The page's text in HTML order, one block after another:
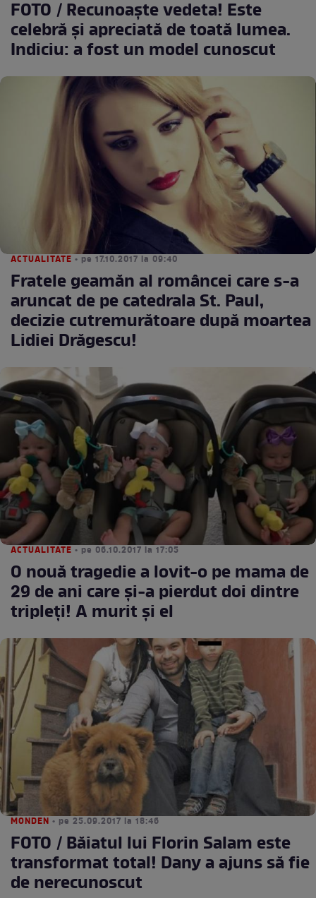
FOTO / Recunoaște vedeta! Este
celebră și apreciată de toată lumea.
Indiciu: a fost un model cunoscut
ACTUALITATE • pe 17.10.2017 la 09:40
Fratele geamăn al româncei care s-a
aruncat de pe catedrala St. Paul,
decizie cutremurătoare după moartea
Lidiei Drăgescu!
ACTUALITATE • pe 06.10.2017 la 17:05
O nouă tragedie a lovit-o pe mama de
29 de ani care și-a pierdut doi dintre
tripleți! A murit și el
MONDEN • pe 25.09.2017 la 18:46
FOTO / Băiatul lui Florin Salam este
transformat total! Dany a ajuns să fie
de nerecunoscut